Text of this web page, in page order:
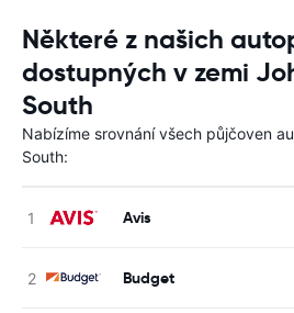
Některé z našich
dostupných v zemi
South
Nabízíme srovnání všech půjčoven
South:
Avis
Budget